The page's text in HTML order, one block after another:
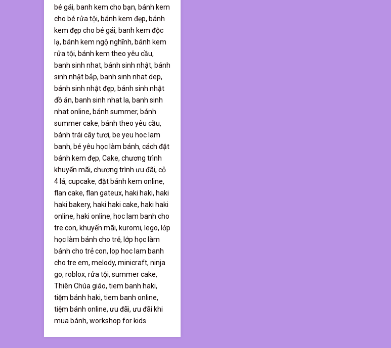
bé gái, banh kem cho bạn, bánh kem
cho bé rửa tội, bánh kem đẹp, bánh
kem đẹp cho bé gái, banh kem độc
lạ, bánh kem ngộ nghĩnh, bánh kem
rửa tội, bánh kem theo yêu cầu,
banh sinh nhat, bánh sinh nhật, bánh
sinh nhật bắp, banh sinh nhat dep,
bánh sinh nhật đẹp, bánh sinh nhật
đồ ăn, banh sinh nhat la, banh sinh
nhat online, bánh summer, bánh
summer cake, bánh theo yêu cầu,
bánh trái cây tươi, be yeu hoc lam
banh, bé yêu học làm bánh, cách đặt
bánh kem đẹp, Cake, chương trình
khuyến mãi, chương trình ưu đãi, cỏ
4 lá, cupcake, đặt bánh kem online,
flan cake, flan gateux, haki haki, haki
haki bakery, haki haki cake, haki haki
online, haki online, hoc lam banh cho
tre con, khuyến mãi, kuromi, lego, lớp
học làm bánh cho trẻ, lớp học làm
bánh cho trẻ con, lop hoc lam banh
cho tre em, melody, minicraft, ninja
go, roblox, rửa tội, summer cake,
Thiên Chúa giáo, tiem banh haki,
tiệm bánh haki, tiem banh online,
tiệm bánh online, ưu đãi, ưu đãi khi
mua bánh, workshop for kids